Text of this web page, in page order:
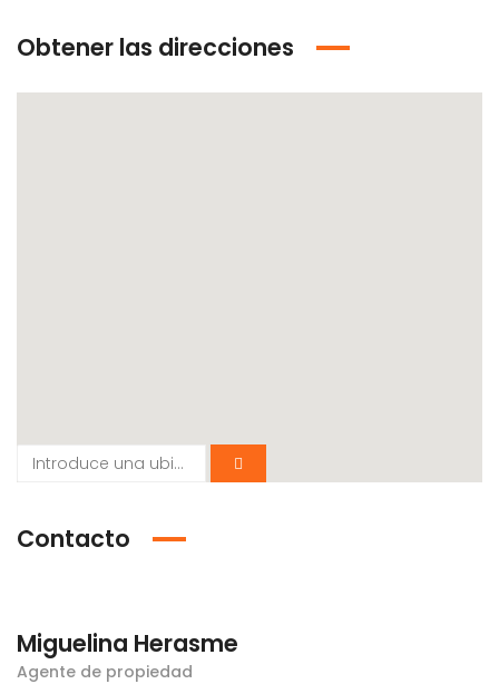
Obtener las direcciones
Contacto
Miguelina Herasme
Agente de propiedad